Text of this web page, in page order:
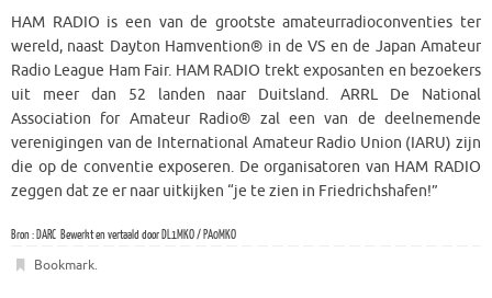
HAM RADIO is een van de grootste amateurradioconventies ter
wereld, naast Dayton Hamvention® in de VS en de Japan Amateur
Radio League Ham Fair. HAM RADIO trekt exposanten en bezoekers
uit meer dan 52 landen naar Duitsland. ARRL De National
Association for Amateur Radio® zal een van de deelnemende
verenigingen van de International Amateur Radio Union (IARU) zijn
die op de conventie exposeren. De organisatoren van HAM RADIO
zeggen dat ze er naar uitkijken “je te zien in Friedrichshafen!”
Bron : DARC Bewerkt en vertaald door DL1MKO / PA0MKO
Bookmark.